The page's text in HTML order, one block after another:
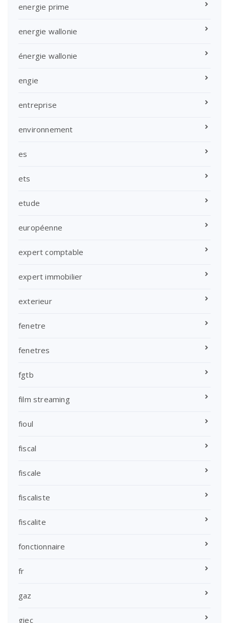
energie prime
energie wallonie
énergie wallonie
engie
entreprise
environnement
es
ets
etude
européenne
expert comptable
expert immobilier
exterieur
fenetre
fenetres
fgtb
film streaming
fioul
fiscal
fiscale
fiscaliste
fiscalite
fonctionnaire
fr
gaz
giec